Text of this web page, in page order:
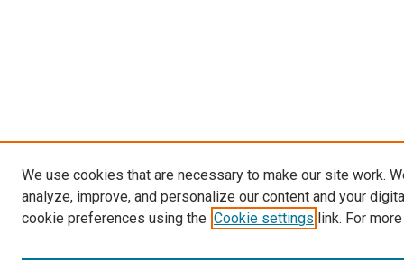
We use cookies that are necessary to make our site work.
analyze, improve, and personalize our content and your
cookie preferences using the Cookie settings link. For